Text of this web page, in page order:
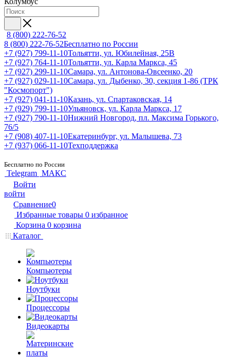
8 (800) 222-76-52
8 (800) 222-76-52Бесплатно по России
+7 (927) 799-11-10Тольятти, ул. Юбилейная, 25В
+7 (927) 764-11-10Тольятти, ул. Карла Маркса, 45
+7 (927) 299-11-10Самара, ул. Антонова-Овсеенко, 20
+7 (927) 029-11-10Самара, ул. Дыбенко, 30, секция 1-86 (ТРК
"Космопорт")
+7 (927) 041-11-10Казань, ул. Спартаковская, 14
+7 (929) 799-11-10Ульяновск, ул. Карла Маркса, 17
+7 (927) 790-11-10Нижний Новгород, пл. Максима Горького,
76/5
+7 (908) 407-11-10Екатеринбург, ул. Малышева, 73
+7 (937) 066-11-10Техподдержка
Бесплатно по России
Telegram МАКС
Войти
войти
Сравнение0
Избранные товары 0 избранное
Корзина 0 корзина
Каталог
Компьютеры
Ноутбуки
Процессоры
Видеокарты